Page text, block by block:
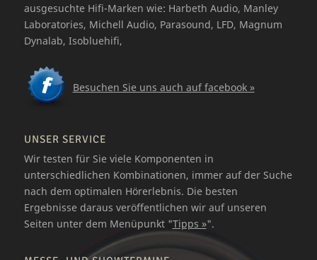
ausgesuchte Hifi-Marken wie: Harbeth Audio, Manley
Laboratories, Michell Audio, Parasound, LFD, Magnum
Dynalab, Isobluehifi,
Besuchen Sie uns auch auf facebook »
UNSER SERVICE
Wir testen für Sie viele Komponenten in
unterschiedlichen Kombinationen, immer auf der Suche
nach dem optimalen Hörerlebnis. Die besten
Ergebnisse daraus veröffentlichen wir auf unseren
Seiten unter dem Menüpunkt "Tipps »".